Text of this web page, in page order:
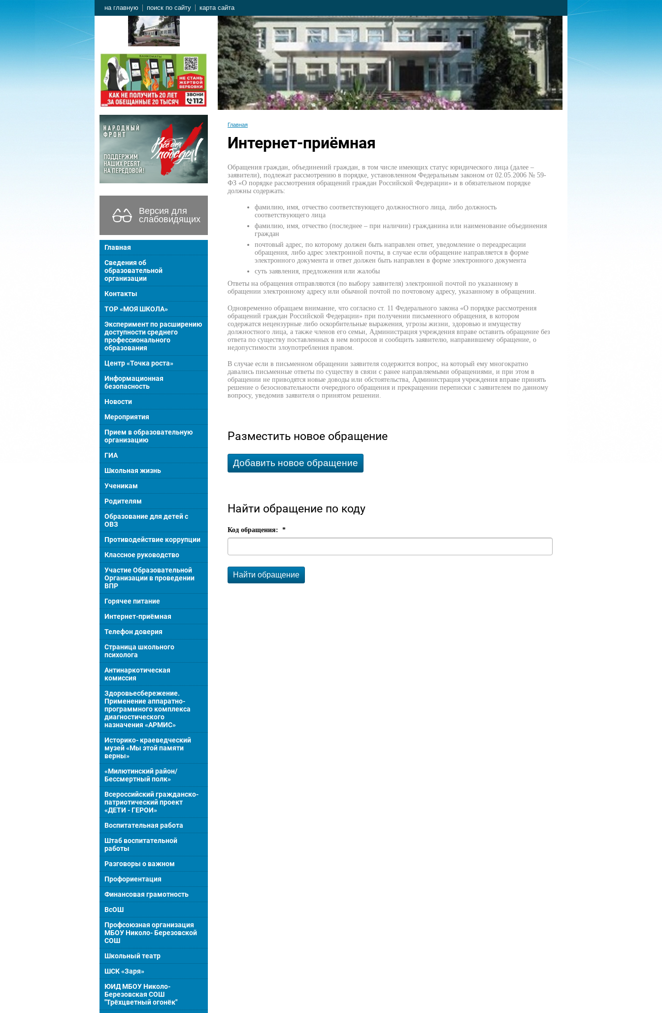
на главную поиск по сайту карта сайта
Версия для
слабовидящих
Главная
Сведения об
образовательной
организации
Контакты
ТОР «МОЯ ШКОЛА»
Эксперимент по расширению
доступности среднего
профессионального
образования
Центр «Точка роста»
Информационная
безопасность
Новости
Мероприятия
Прием в образовательную
организацию
ГИА
Школьная жизнь
Ученикам
Родителям
Образование для детей с
ОВЗ
Противодействие коррупции
Классное руководство
Участие Образовательной
Организации в проведении
ВПР
Горячее питание
Интернет-приёмная
Телефон доверия
Страница школьного
психолога
Антинаркотическая
комиссия
Здоровьесбережение.
Применение аппаратно-
программного комплекса
диагностического
назначения «АРМИС»
Историко- краеведческий
музей «Мы этой памяти
верны»
«Милютинский район/
Бессмертный полк»
Всероссийский гражданско-
патриотический проект
«ДЕТИ - ГЕРОИ»
Воспитательная работа
Штаб воспитательной
работы
Разговоры о важном
Профориентация
Финансовая грамотность
ВсОШ
Профсоюзная организация
МБОУ Николо- Березовской
СОШ
Школьный театр
ШСК «Заря»
ЮИД МБОУ Николо-
Березовская СОШ
"Трёхцветный огонёк"
Главная
Интернет-приёмная
Обращения граждан, объединений граждан, в том числе имеющих статус юридического лица (далее –
заявители), подлежат рассмотрению в порядке, установленном Федеральным законом от 02.05.2006 № 59-
ФЗ «О порядке рассмотрения обращений граждан Российской Федерации» и в обязательном порядке
должны содержать:
фамилию, имя, отчество соответствующего должностного лица, либо должность
соответствующего лица
фамилию, имя, отчество (последнее – при наличии) гражданина или наименование объединения
граждан
почтовый адрес, по которому должен быть направлен ответ, уведомление о переадресации
обращения, либо адрес электронной почты, в случае если обращение направляется в форме
электронного документа и ответ должен быть направлен в форме электронного документа
суть заявления, предложения или жалобы
Ответы на обращения отправляются (по выбору заявителя) электронной почтой по указанному в
обращении электронному адресу или обычной почтой по почтовому адресу, указанному в обращении.
Одновременно обращаем внимание, что согласно ст. 11 Федерального закона «О порядке рассмотрения
обращений граждан Российской Федерации» при получении письменного обращения, в котором
содержатся нецензурные либо оскорбительные выражения, угрозы жизни, здоровью и имуществу
должностного лица, а также членов его семьи, Администрация учреждения вправе оставить обращение без
ответа по существу поставленных в нем вопросов и сообщить заявителю, направившему обращение, о
недопустимости злоупотребления правом.
В случае если в письменном обращении заявителя содержится вопрос, на который ему многократно
давались письменные ответы по существу в связи с ранее направляемыми обращениями, и при этом в
обращении не приводятся новые доводы или обстоятельства, Администрация учреждения вправе принять
решение о безосновательности очередного обращения и прекращении переписки с заявителем по данному
вопросу, уведомив заявителя о принятом решении.
Разместить новое обращение
Добавить новое обращение
Найти обращение по коду
Код обращения: *
Найти обращение